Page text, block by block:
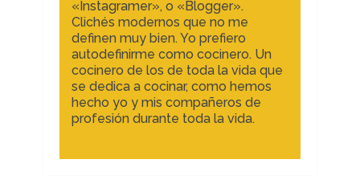
«Instagramer», o «Blogger».
Clichés modernos que no me
definen muy bien. Yo prefiero
autodefinirme como cocinero. Un
cocinero de los de toda la vida que
se dedica a cocinar, como hemos
hecho yo y mis compañeros de
profesión durante toda la vida.